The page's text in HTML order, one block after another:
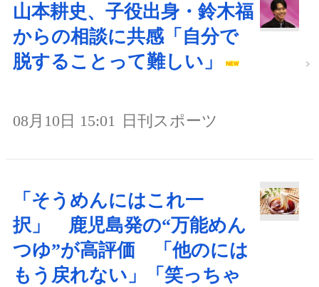
山本耕史、子役出身・鈴木福
からの相談に共感「自分で
脱することって難しい」
08月10日 15:01 日刊スポーツ
「そうめんにはこれ一
択」 鹿児島発の“万能めん
つゆ”が高評価 「他のには
もう戻れない」「笑っちゃ